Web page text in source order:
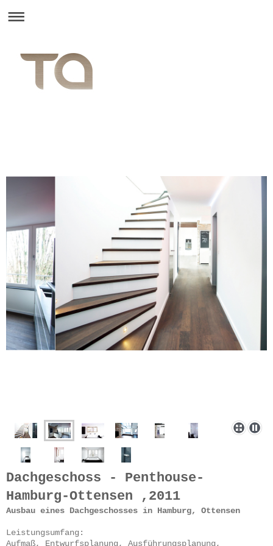
Dachgeschoss - Penthouse-
Hamburg-Ottensen ,2011
Ausbau eines Dachgeschosses in Hamburg, Ottensen
Leistungsumfang:
Aufmaß, Entwurfsplanung, Ausführungsplanung,